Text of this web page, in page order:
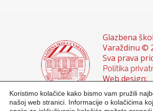
Glazbena
Varaždinu ©
Sva prava
Politika
Web design:
Domagoj
Sanja Buhin
Koristimo kolačiće kako bismo vam pružili
našoj web stranici. Informacije o kolačićima